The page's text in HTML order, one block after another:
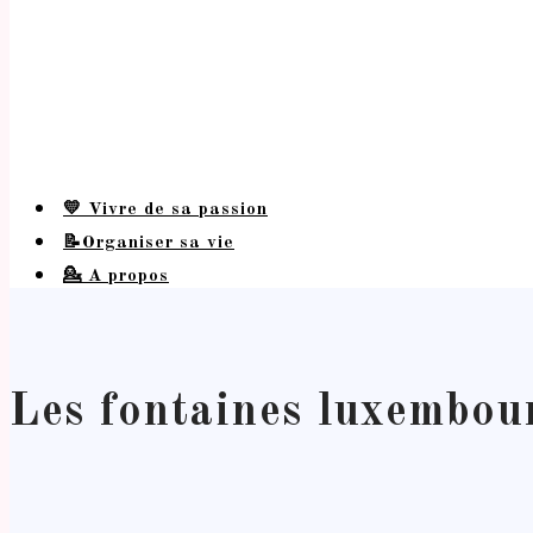
💛 Vivre de sa passion
📝Organiser sa vie
💁 A propos
Les fontaines